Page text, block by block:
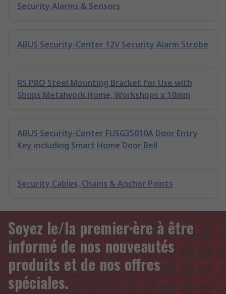
Security Alarms & Sensors
ABUS Security-Center 12V Security Alarm Strobe
RS PRO Steel Mounting Bracket for Use with
Shops Metalwork Home, Workshops x 10mm
ABUS Security-Center FUSG35010A Door Entry
Key including Smart Home Door Bell
Security Cables, Chains & Anchor Points
Soyez le/la premier·ère à être
informé de nos nouveautés
produits et de nos offres
spéciales.